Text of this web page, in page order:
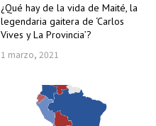
¿Qué hay de la vida de Maité, la
legendaria gaitera de ‘Carlos
Vives y La Provincia’?
1 marzo, 2021